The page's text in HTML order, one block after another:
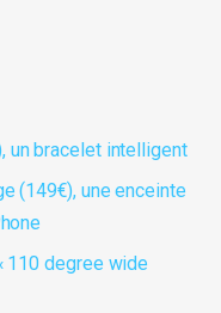
un bracelet intelligent
(149€), une enceinte
110 degree wide